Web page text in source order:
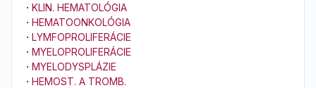
· KLIN. HEMATOLÓGIA
· HEMATOONKOLÓGIA
· LYMFOPROLIFERÁCIE
· MYELOPROLIFERÁCIE
· MYELODYSPLÁZIE
· HEMOST. A TROMB.